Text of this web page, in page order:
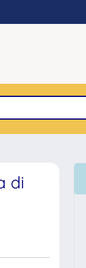
di